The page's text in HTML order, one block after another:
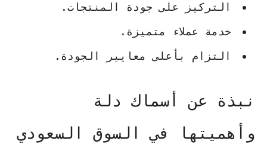
التركيز على جودة المنتجات.
خدمة عملاء متميزة.
التزام بأعلى معايير الجودة.
نبذة عن أسماك دلة
وأهميتها في السوق السعودي